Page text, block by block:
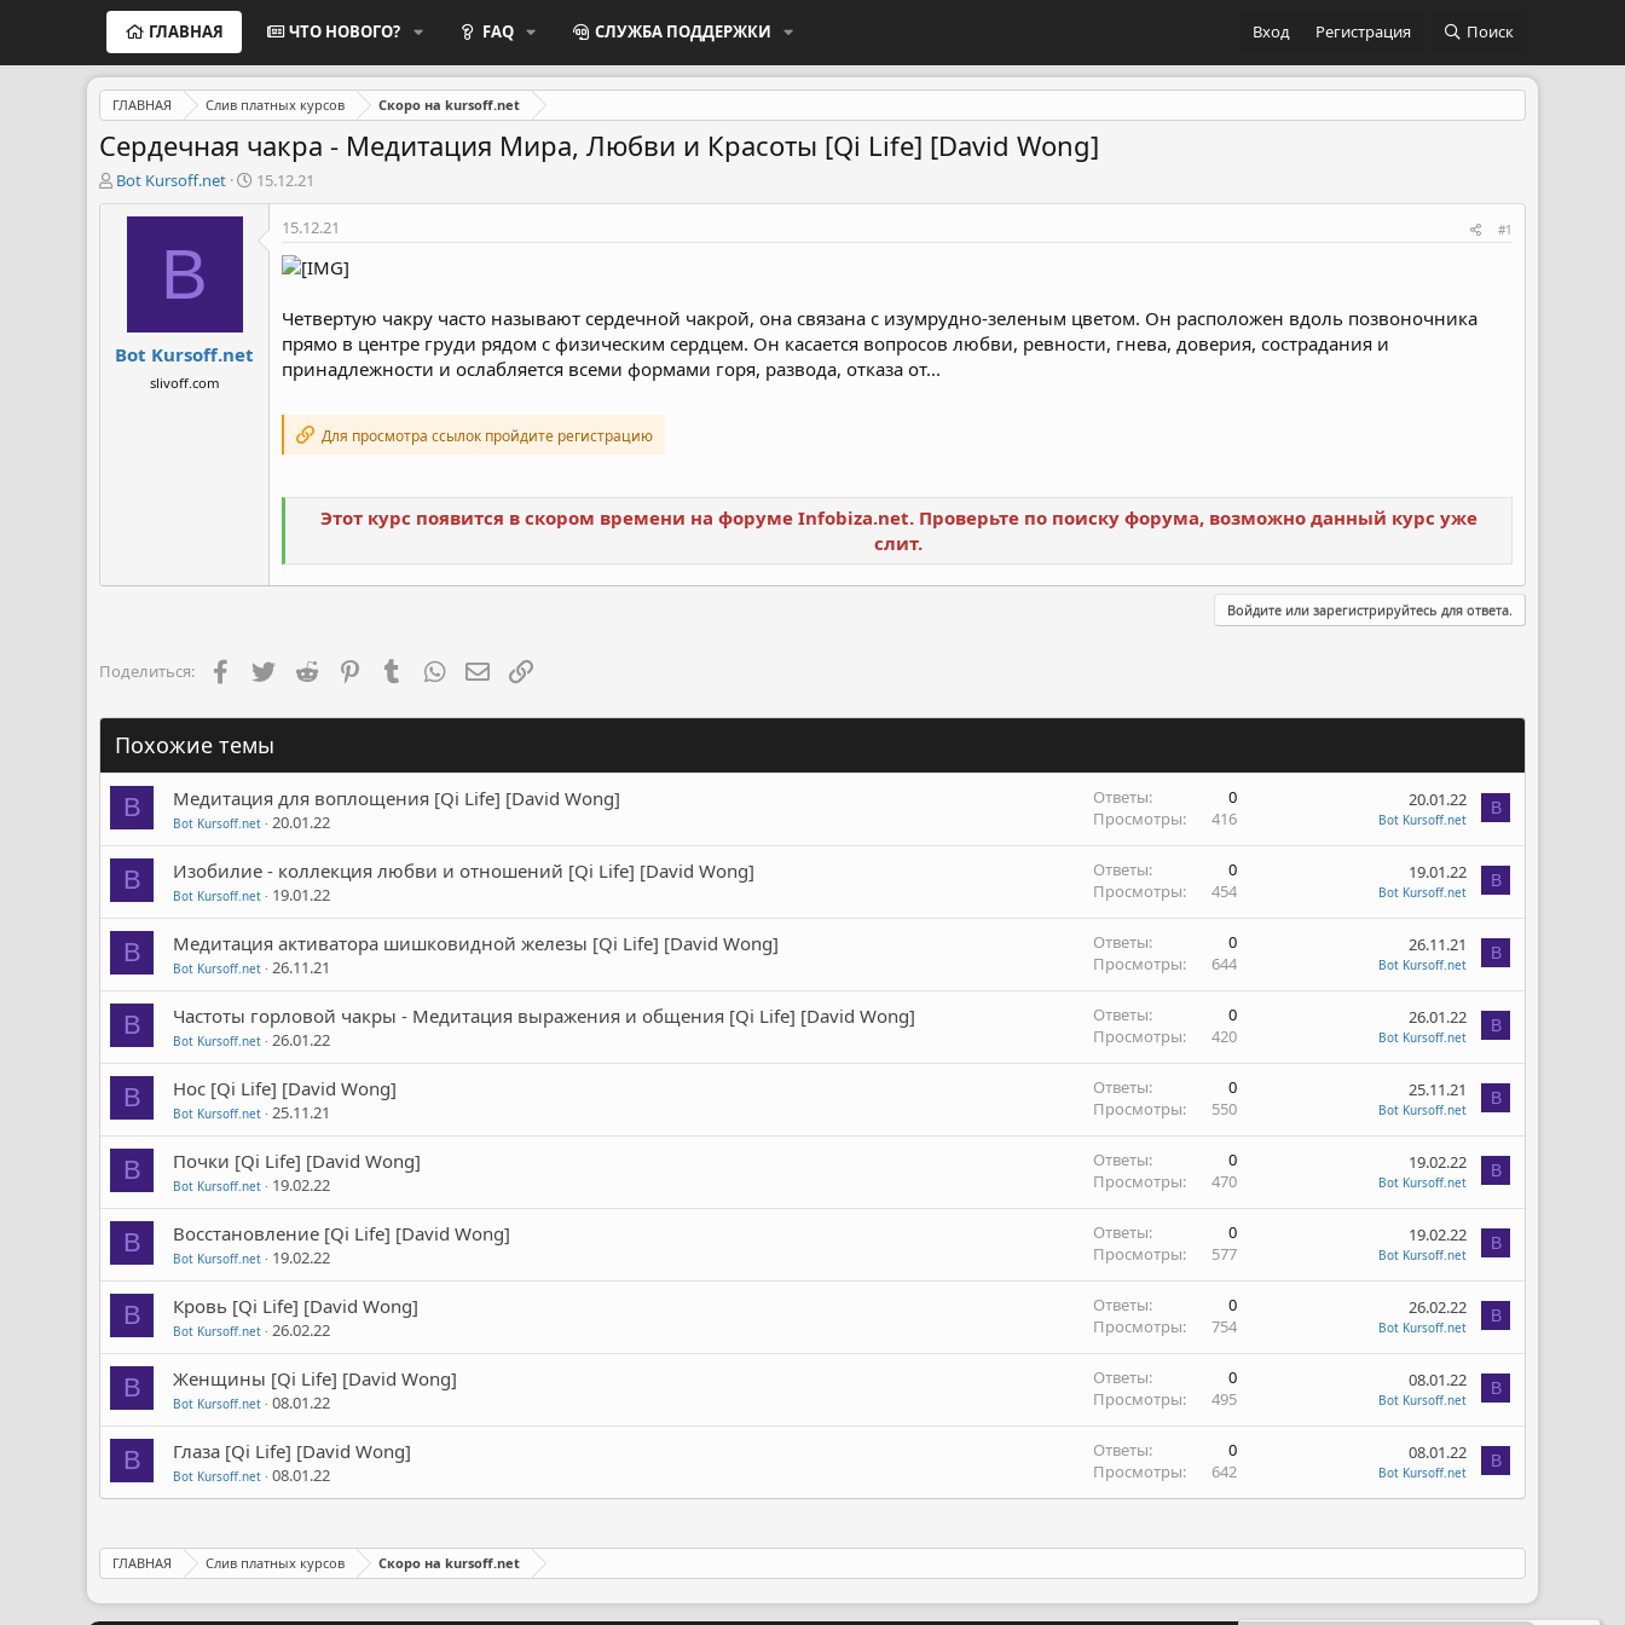
ГЛАВНАЯ ЧТО НОВОГО? FAQ СЛУЖБА ПОДДЕРЖКИ Вход Регистрация Поиск
ГЛАВНАЯ Слив платных курсов Скоро на kursoff.net
Сердечная чакра - Медитация Мира, Любви и Красоты [Qi Life] [David Wong]
А
в
ы
Bot Kursoff.net
Д
а
а
15.12.21
B
Bot Kursoff.net
slivoff.com
15.12.21 #1
Четвертую чакру часто называют сердечной чакрой, она связана с изумрудно-зеленым цветом. Он расположен вдоль позвоночника
прямо в центре груди рядом с физическим сердцем. Он касается вопросов любви, ревности, гнева, доверия, сострадания и
принадлежности и ослабляется всеми формами горя, развода, отказа от...
Для просмотра ссылок пройдите регистрацию
Этот курс появится в скором времени на форуме Infobiza.net. Проверьте по поиску форума, возможно данный курс уже
слит.
Войдите или зарегистрируйтесь для ответа.
Поделиться: FacebookTwitter Reddit PinterestTumblr WhatsAppЭлектронная почта
Похожие темы
B Медитация для воплощения [Qi Life] [David Wong]
Bot Kursoff.net 20.01.22
Ответы
0
Просмотры
416
20.01.22
Bot Kursoff.net
B
B Изобилие - коллекция любви и отношений [Qi Life] [David Wong]
Bot Kursoff.net 19.01.22
Ответы
0
Просмотры
454
19.01.22
Bot Kursoff.net
B
B Медитация активатора шишковидной железы [Qi Life] [David Wong]
Bot Kursoff.net 26.11.21
Ответы
0
Просмотры
644
26.11.21
Bot Kursoff.net
B
B Частоты горловой чакры - Медитация выражения и общения [Qi Life] [David Wong]
Bot Kursoff.net 26.01.22
Ответы
0
Просмотры
420
26.01.22
Bot Kursoff.net
B
B Нос [Qi Life] [David Wong]
Bot Kursoff.net 25.11.21
Ответы
0
Просмотры
550
25.11.21
Bot Kursoff.net
B
B Почки [Qi Life] [David Wong]
Bot Kursoff.net 19.02.22
Ответы
0
Просмотры
470
19.02.22
Bot Kursoff.net
B
B Восстановление [Qi Life] [David Wong]
Bot Kursoff.net 19.02.22
Ответы
0
Просмотры
577
19.02.22
Bot Kursoff.net
B
B Кровь [Qi Life] [David Wong]
Bot Kursoff.net 26.02.22
Ответы
0
Просмотры
754
26.02.22
Bot Kursoff.net
B
B Женщины [Qi Life] [David Wong]
Bot Kursoff.net 08.01.22
Ответы
0
Просмотры
495
08.01.22
Bot Kursoff.net
B
B Глаза [Qi Life] [David Wong]
Bot Kursoff.net 08.01.22
Ответы
0
Просмотры
642
08.01.22
Bot Kursoff.net
B
ГЛАВНАЯ Слив платных курсов Скоро на kursoff.net